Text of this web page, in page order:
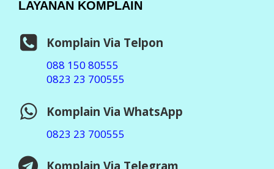
Pemilik :Imam Ghozali, SE
SIUP : 503/119x/41x/2014
TDP : 13.07.x4x.02270
Ditetapkan : Jember 2014
Software : Otomax Ultimate
STATISTIK ONLINE